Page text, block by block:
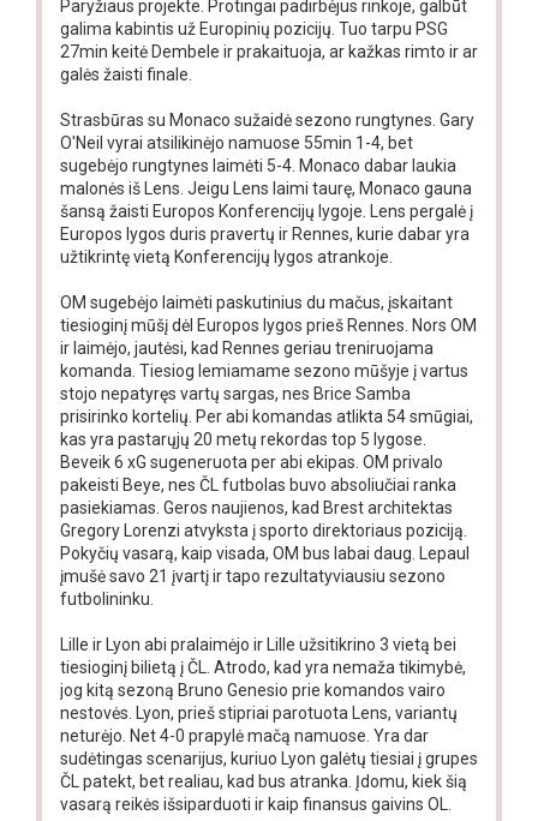
Paryžiaus projekte. Protingai padirbėjus rinkoje, galbūt
galima kabintis už Europinių pozicijų. Tuo tarpu PSG
27min keitė Dembele ir prakaituoja, ar kažkas rimto ir ar
galės žaisti finale.
Strasbūras su Monaco sužaidė sezono rungtynes. Gary
O'Neil vyrai atsilikinėjo namuose 55min 1-4, bet
sugebėjo rungtynes laimėti 5-4. Monaco dabar laukia
malonės iš Lens. Jeigu Lens laimi taurę, Monaco gauna
šansą žaisti Europos Konferencijų lygoje. Lens pergalė į
Europos lygos duris pravertų ir Rennes, kurie dabar yra
užtikrintę vietą Konferencijų lygos atrankoje.
OM sugebėjo laimėti paskutinius du mačus, įskaitant
tiesioginį mūšį dėl Europos lygos prieš Rennes. Nors OM
ir laimėjo, jautėsi, kad Rennes geriau treniruojama
komanda. Tiesiog lemiamame sezono mūšyje į vartus
stojo nepatyręs vartų sargas, nes Brice Samba
prisirinko kortelių. Per abi komandas atlikta 54 smūgiai,
kas yra pastarųjų 20 metų rekordas top 5 lygose.
Beveik 6 xG sugeneruota per abi ekipas. OM privalo
pakeisti Beye, nes ČL futbolas buvo absoliučiai ranka
pasiekiamas. Geros naujienos, kad Brest architektas
Gregory Lorenzi atvyksta į sporto direktoriaus poziciją.
Pokyčių vasarą, kaip visada, OM bus labai daug. Lepaul
įmušė savo 21 įvartį ir tapo rezultatyviausiu sezono
futbolininku.
Lille ir Lyon abi pralaimėjo ir Lille užsitikrino 3 vietą bei
tiesioginį bilietą į ČL. Atrodo, kad yra nemaža tikimybė,
jog kitą sezoną Bruno Genesio prie komandos vairo
nestovės. Lyon, prieš stipriai parotuota Lens, variantų
neturėjo. Net 4-0 prapylė mačą namuose. Yra dar
sudėtingas scenarijus, kuriuo Lyon galėtų tiesiai į grupes
ČL patekt, bet realiau, kad bus atranka. Įdomu, kiek šią
vasarą reikės išsiparduoti ir kaip finansus gaivins OL.